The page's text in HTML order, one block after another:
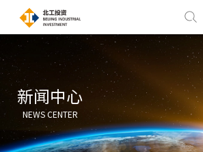
新闻中心
NEWS CENTER